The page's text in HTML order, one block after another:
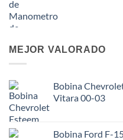
MEJOR VALORADO
Bobina
Vitara 00-03
Bobina Ford F-